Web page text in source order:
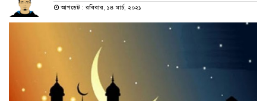
আপডেট : রবিবার, ১৪ মার্চ, ২০২১